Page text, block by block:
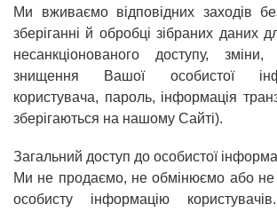
Ми вживаємо відповідних заходів
зберіганні й обробці зібраних даних
несанкціонованого доступу,
знищення Вашої особистої
користувача, пароль, інформація
зберігаються на нашому Сайті).
Загальний доступ до особистої
Ми не продаємо, не обмінюємо або
особисту інформацію